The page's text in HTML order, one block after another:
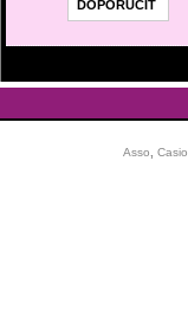
Asso
Casio